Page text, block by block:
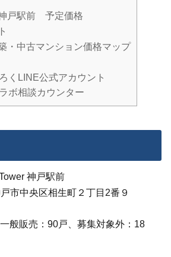
戸駅前 予定価格
・中古マンション価格マップ
くLINE公式アカウント
ボ相談カウンター
神戸駅前
市中央区相生町２丁目2番９
般販売：90戸、募集対象外：18